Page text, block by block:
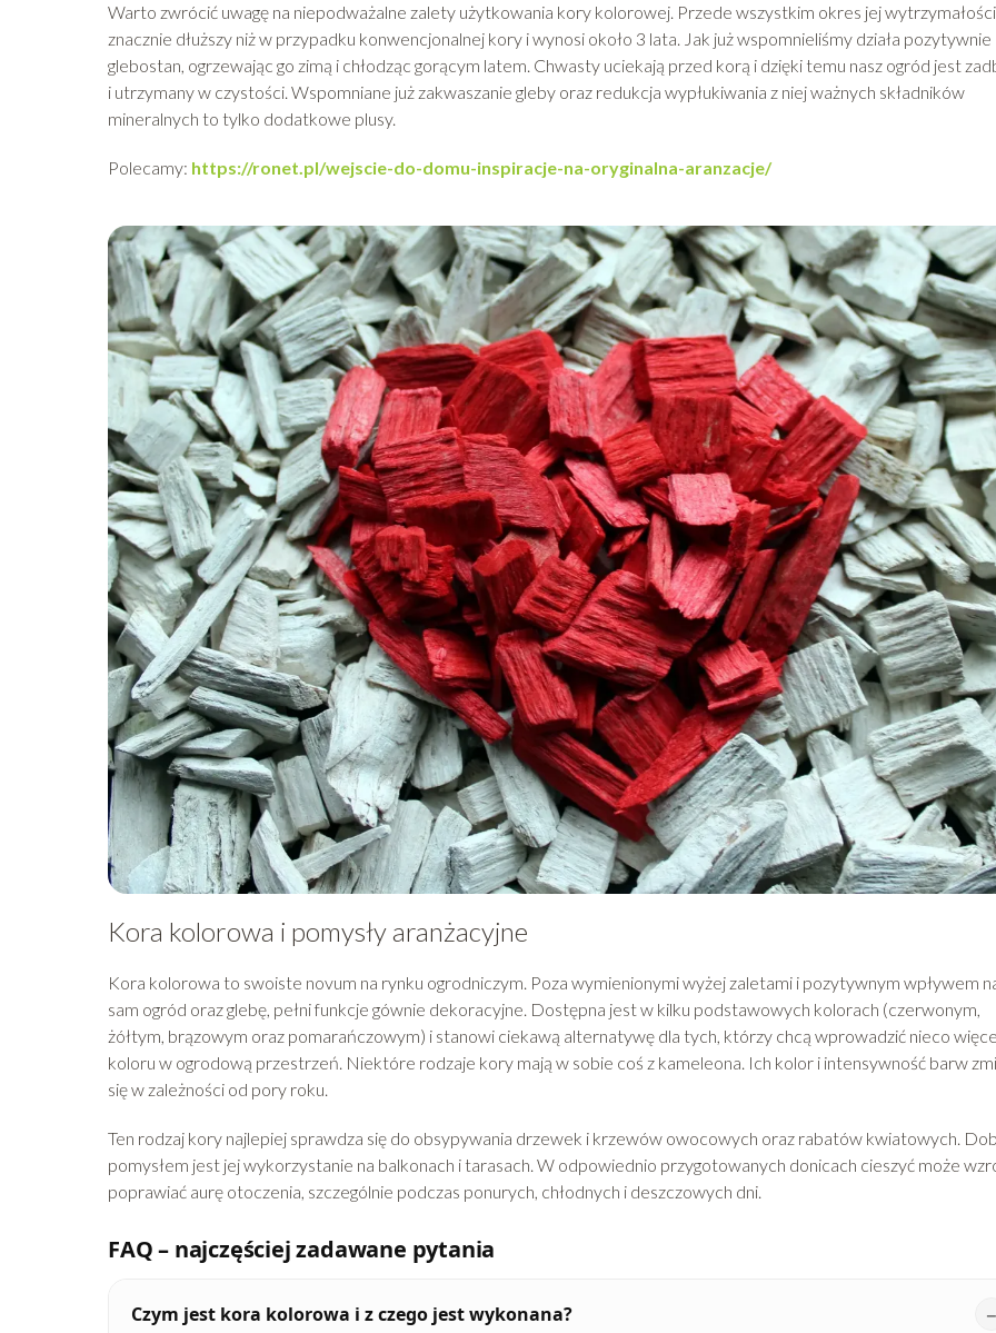
Warto zwrócić uwagę na niepodważalne zalety użytkowania kory kolorowej. Przede wszystkim okres jej
znacznie dłuższy niż w przypadku konwencjonalnej kory i wynosi około 3 lata. Jak już wspomnieliśmy działa pozytywnie
glebostan, ogrzewając go zimą i chłodząc gorącym latem. Chwasty uciekają przed korą i dzięki temu nasz ogród jest
i utrzymany w czystości. Wspomniane już zakwaszanie gleby oraz redukcja wypłukiwania z niej ważnych składników
mineralnych to tylko dodatkowe plusy.
Polecamy: https://ronet.pl/wejscie-do-domu-inspiracje-na-oryginalna-aranzacje/
Kora kolorowa i pomysły aranżacyjne
Kora kolorowa to swoiste novum na rynku ogrodniczym. Poza wymienionymi wyżej zaletami i pozytywnym wpływem
sam ogród oraz glebę, pełni funkcje gównie dekoracyjne. Dostępna jest w kilku podstawowych kolorach (czerwonym,
żółtym, brązowym oraz pomarańczowym) i stanowi ciekawą alternatywę dla tych, którzy chcą wprowadzić nieco
koloru w ogrodową przestrzeń. Niektóre rodzaje kory mają w sobie coś z kameleona. Ich kolor i intensywność barw
się w zależności od pory roku.
Ten rodzaj kory najlepiej sprawdza się do obsypywania drzewek i krzewów owocowych oraz rabatów kwiatowych.
pomysłem jest jej wykorzystanie na balkonach i tarasach. W odpowiednio przygotowanych donicach cieszyć może
poprawiać aurę otoczenia, szczególnie podczas ponurych, chłodnych i deszczowych dni.
FAQ – najczęściej zadawane pytania
Czym jest kora kolorowa i z czego jest wykonana?